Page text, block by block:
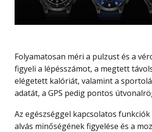
Folyamatosan méri a pulzust és a véroxigénszintet,
figyeli a lépésszámot, a megtett
elégetett kalóriát, valamint a
adatát, a GPS pedig pontos
Az egészséggel kapcsolatos funkciók között van az
alvás minőségének figyelése és a